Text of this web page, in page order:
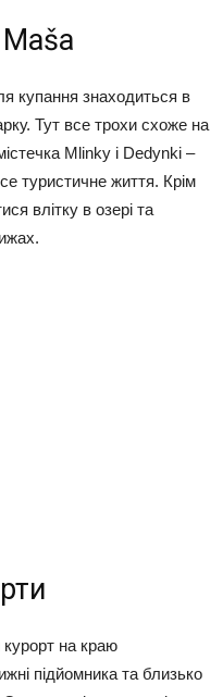
купання знаходиться в
Тут все трохи схоже на
Mlinky і Dedynki –
туристичне життя. Крім
влітку в озері та
курорт на краю
підйомника та близько